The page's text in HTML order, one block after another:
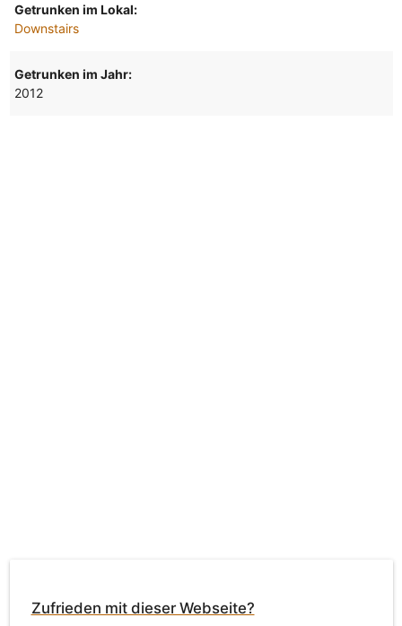
Getrunken im Lokal:
Downstairs
Getrunken im Jahr:
2012
Zufrieden mit dieser Webseite?